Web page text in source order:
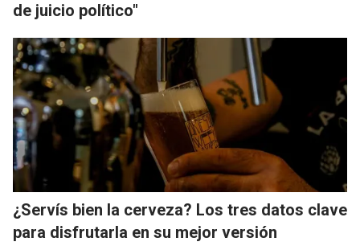
de juicio político"
¿Servís bien la cerveza? Los tres datos clave
para disfrutarla en su mejor versión